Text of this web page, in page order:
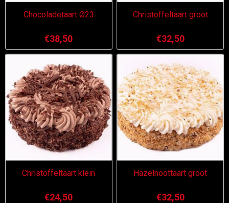
Chocoladetaart Ø23
€38,50
Christoffeltaart groot
€32,50
Christoffeltaart klein
€24,50
Hazelnoottaart groot
€32,50